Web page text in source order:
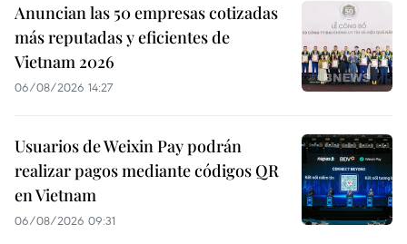
Anuncian las 50 empresas cotizadas
más reputadas y eficientes de
Vietnam 2026
06/08/2026 14:27
Usuarios de Weixin Pay podrán
realizar pagos mediante códigos QR
en Vietnam
06/08/2026 09:31